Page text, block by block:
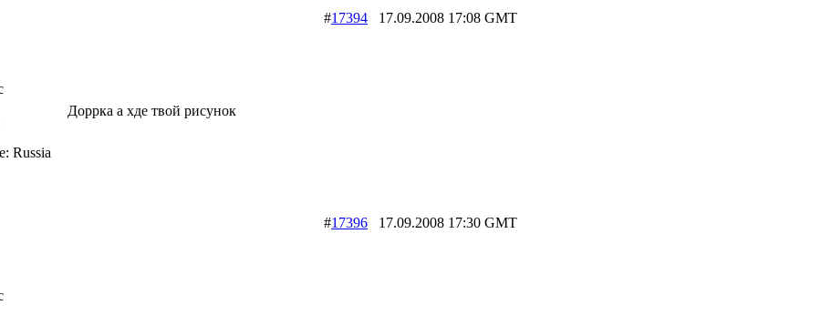
Russia
#17394 17.09.2008 17:08 GMT
Доррка а хде твой рисунок
#17396 17.09.2008 17:30 GMT